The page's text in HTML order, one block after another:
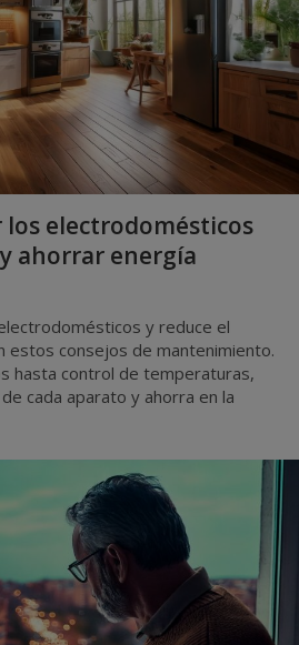
electrodomésticos
ahorrar energía
y reduce el
estos consejos de mantenimiento.
hasta control de temperaturas,
cada aparato y ahorra en la